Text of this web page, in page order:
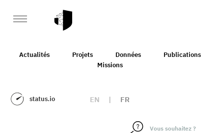
Actualités Projets Données
Publications
Missions
status.io EN | FR